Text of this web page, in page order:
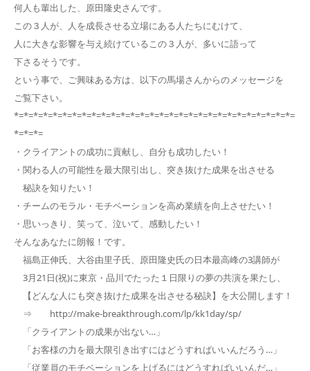
何人も輩出した、原田隆史さんです。
この３人が、人を成長させる立場にある人たちにむけて、
人に大きな影響を与え続けているこの３人が、多いに語って
下さるそうです。
という事で、ご興味ある方は、以下の馬場さんからのメッセージを
ご覧下さい。
*=*=*=*=*=*=*=*=*=*=*=*=*=*=*=*=*=*=*=*=*=*=*=*=*=*=*=*=*=
*=*=*=
・クライアントの成功に貢献し、自分も成功したい！
・関わる人の可能性を最大限引出し、突き抜けた成果を出させる
秘訣を知りたい！
・チームのモラル・モチベーションを高め業績を向上させたい！
・思いっきり、笑って、泣いて、感動したい！
そんなあなたに朗報！です。
福島正伸氏、大谷由里子氏、原田隆史氏の日本最高峰の3講師が
3月21日(祝)に東京・品川でたった１日限りの夢の共演を果たし、
【どんな人にも突き抜けた成果を出させる秘訣】を大公開します！
⇒ http://make-breakthrough.com/lp/kk1day/sp/
「クライアントの成果が出ない…」
「お客様の力を最大限引き出すにはどうすればいいんだろう…」
「従業員のモチベーションを上げるにはどうすればいいんだ…」